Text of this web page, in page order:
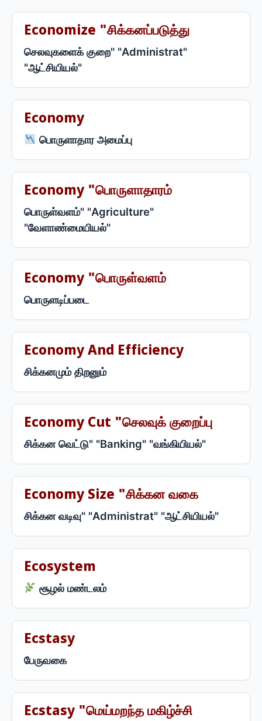
Economize "சிக்கனப்படுத்து
செலவுகளைக் குறை" "Administrat"
"ஆட்சியியல்"
Economy
பொருளாதார அமைப்பு
Economy "பொருளாதாரம்
பொருள்வளம்" "Agriculture"
"வேளாண்மையியல்"
Economy "பொருள்வளம்
பொருளடிப்படை
Economy And Efficiency
சிக்கனமும் திறனும்
Economy Cut "செலவுக் குறைப்பு
சிக்கன வெட்டு" "Banking" "வங்கியியல்"
Economy Size "சிக்கன வகை
சிக்கன வடிவு" "Administrat" "ஆட்சியியல்"
Ecosystem
சூழல் மண்டலம்
Ecstasy
பேருவகை
Ecstasy "மெய்மறந்த மகிழ்ச்சி